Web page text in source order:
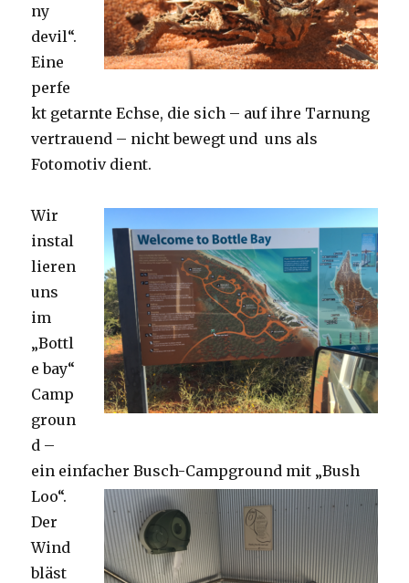
ny
devil“.
Eine
perfe
kt getarnte Echse, die sich – auf ihre Tarnung
vertrauend – nicht bewegt und uns als
Fotomotiv dient.
Wir
instal
lieren
uns
im
„Bottl
e bay“
Camp
groun
d –
ein einfacher Busch-Campground mit „Bush
Loo“.
Der
Wind
bläst